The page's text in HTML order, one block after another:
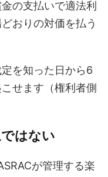
の支払いで適法利
おりの対価を払う
を知った日から6
せます（権利者側
はない
が管理する楽